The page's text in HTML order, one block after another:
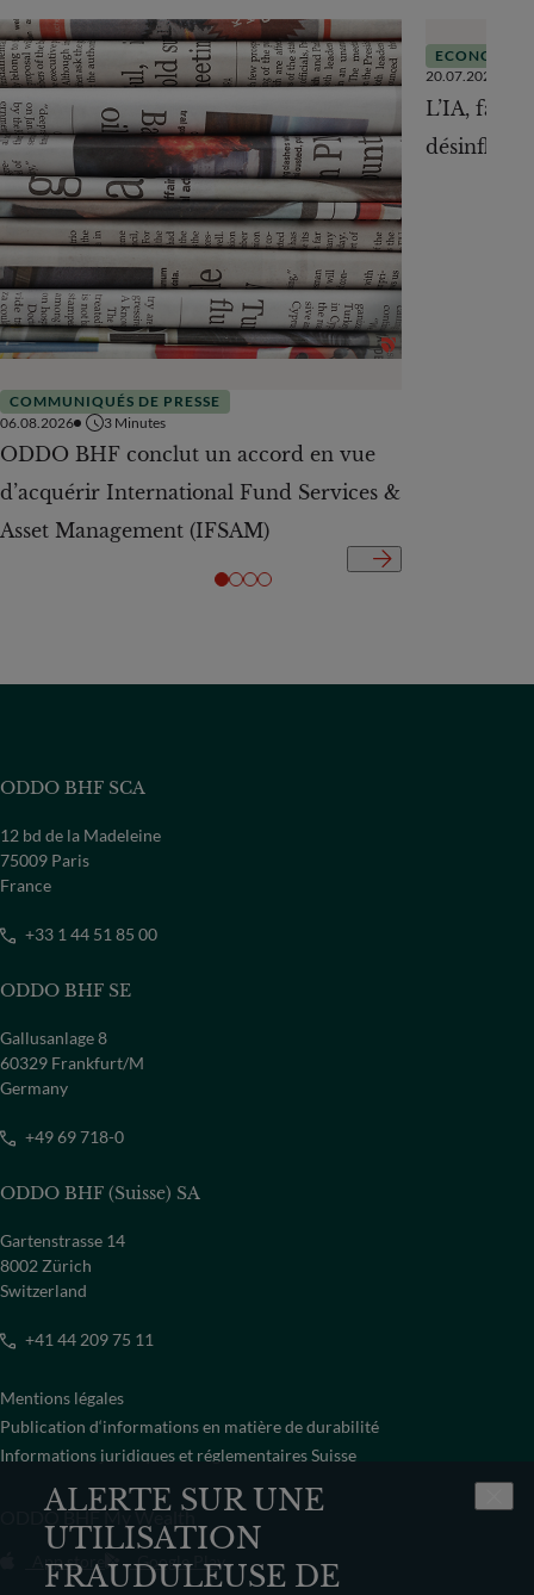
ALERTE SUR UNE
UTILISATION
FRAUDULEUSE DE
COMMUNIQUÉS DE PRESSE
06.08.2026
3 Minutes
ODDO BHF conclut un accord en vue
d’acquérir International Fund Services &
Asset Management (IFSAM)
ECONOMIE
20.07.2026
L’IA,
ODDO BHF SCA
12 bd de la Madeleine
75009 Paris
France
+33 1 44 51 85 00
ODDO BHF SE
Gallusanlage 8
60329 Frankfurt/M
Germany
+49 69 718-0
ODDO BHF (Suisse) SA
Gartenstrasse 14
8002 Zürich
Switzerland
+41 44 209 75 11
Mentions légales
Publication d‘informations en matière de durabilité
Informations juridiques et réglementaires Suisse
ODDO BHF My Wealth
App store Google Play